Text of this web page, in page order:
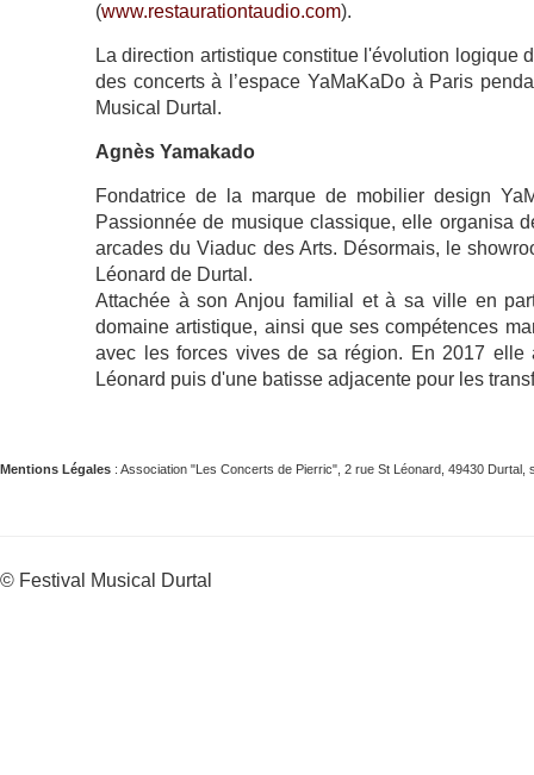
(www.restaurationtaudio.com).
La direction artistique constitue l'évolution logique
des concerts à l’espace YaMaKaDo à Paris
Musical Durtal.
Agnès Yamakado
Fondatrice de la marque de mobilier design
Passionnée de musique classique, elle organisa
arcades du Viaduc des Arts. Désormais, le
Léonard de Durtal.
Attachée à son Anjou familial et à sa ville en
domaine artistique, ainsi que ses compétences
avec les forces vives de sa région. En 2017
Léonard puis d'une batisse adjacente pour les
Mentions Légales : Association "Les Concerts de Pierric", 2 rue St Léonard, 49430
© Festival Musical Durtal